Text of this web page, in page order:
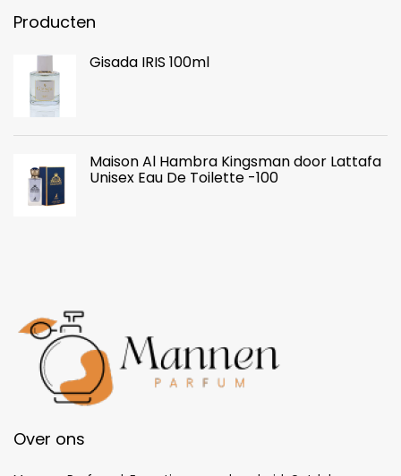
Producten
Gisada IRIS 100ml
Maison Al Hambra Kingsman door Lattafa
Unisex Eau De Toilette -100
Over ons